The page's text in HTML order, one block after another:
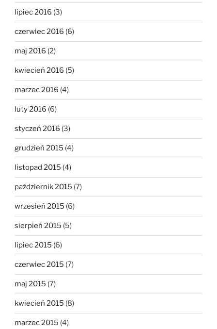
lipiec 2016 (3)
czerwiec 2016 (6)
maj 2016 (2)
kwiecień 2016 (5)
marzec 2016 (4)
luty 2016 (6)
styczeń 2016 (3)
grudzień 2015 (4)
listopad 2015 (4)
październik 2015 (7)
wrzesień 2015 (6)
sierpień 2015 (5)
lipiec 2015 (6)
czerwiec 2015 (7)
maj 2015 (7)
kwiecień 2015 (8)
marzec 2015 (4)